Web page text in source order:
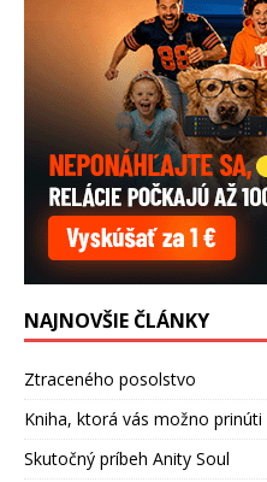
NAJNOVŠIE ČLÁNKY
Ztraceného posolstvo
Kniha, ktorá vás možno
Skutočný príbeh Anity Soul